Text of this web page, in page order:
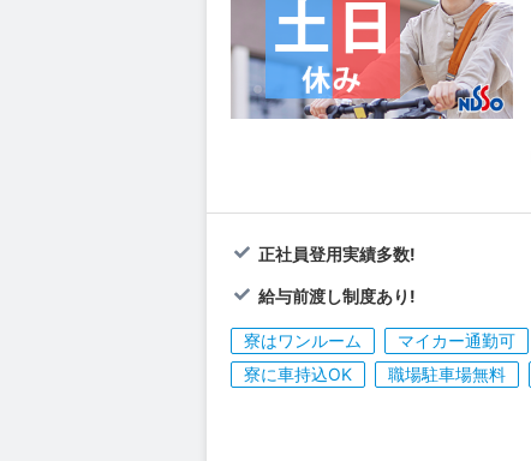
正社員登用実績多数!
給与前渡し制度あり!
寮はワンルーム マイカー通勤可
寮に車持込OK
職場駐車場無料